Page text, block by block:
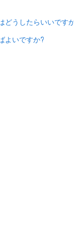
どうしたらいいです
よいですか?